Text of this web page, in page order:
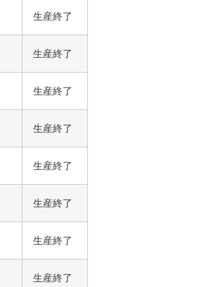
生産終了
生産終了
生産終了
生産終了
生産終了
生産終了
生産終了
生産終了